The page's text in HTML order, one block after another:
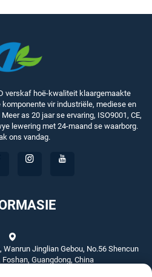
verskaf hoë-kwaliteit klaargemaakte
vir industriële, mediese en
as 20 jaar se ervaring, ISO9001, CE,
lewering met 24-maand se waarborg.
ons vandag.
Wanrun Jinglian Gebou, No.56 Shencun
Guangdong, China